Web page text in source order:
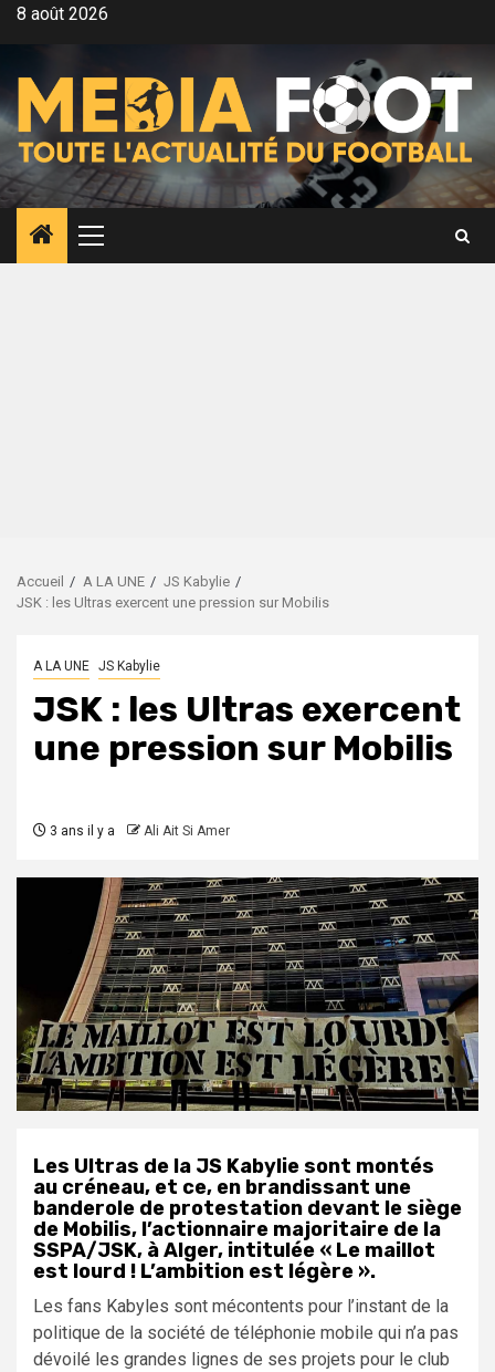
Aller8 août 2026
Menu
principal
Accueil A LA UNE
JS Kabylie
JSK : les Ultras exercent une pression sur Mobilis
A LA UNE JS Kabylie
JSK : les Ultras exercent
une pression sur Mobilis
3 ans il y a Ali Ait Si Amer
Les Ultras de la JS Kabylie sont montés
au créneau, et ce, en brandissant une
banderole de protestation devant le siège
de Mobilis, l’actionnaire majoritaire de la
SSPA/JSK, à Alger, intitulée « Le maillot
est lourd ! L’ambition est légère ».
Les fans Kabyles sont mécontents pour l’instant de la
politique de la société de téléphonie mobile qui n’a pas
dévoilé les grandes lignes de ses projets pour le club